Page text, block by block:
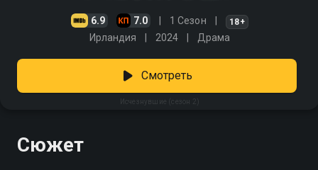
6.9 7.0 1 Сезон 18+
Ирландия 2024 Драма
Исчезнувшие (сезон 2)
Смотреть
Сюжет